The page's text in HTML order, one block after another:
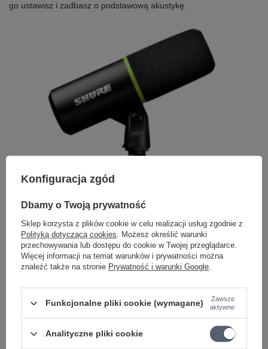
go ustawisz i zadbasz o podstawową akustykę.
Shure MV6 USB-Ctonowoczesny mikrofon dla graczy, który
łączy studyjną jakość dźwięku z prostotą obsługi typu „plug and
play”. Dzięki technologii Voice Isolation skutecznie odcina hałasy z
otoczenia, skupiając się na głosie użytkownika – co sprawia, że
Konfiguracja zgód
Dbamy o Twoją prywatność
Sklep korzysta z plików cookie w celu realizacji usług zgodnie z
Polityką dotyczącą cookies. Możesz określić warunki
przechowywania lub dostępu do cookie w Twojej przeglądarce.
Więcej informacji na temat warunków i prywatności można
znaleźć także na stronie Prywatność i warunki Google.
Funkcjonalne pliki cookie (wymagane)
Zawsze
aktywne
Analityczne pliki cookie